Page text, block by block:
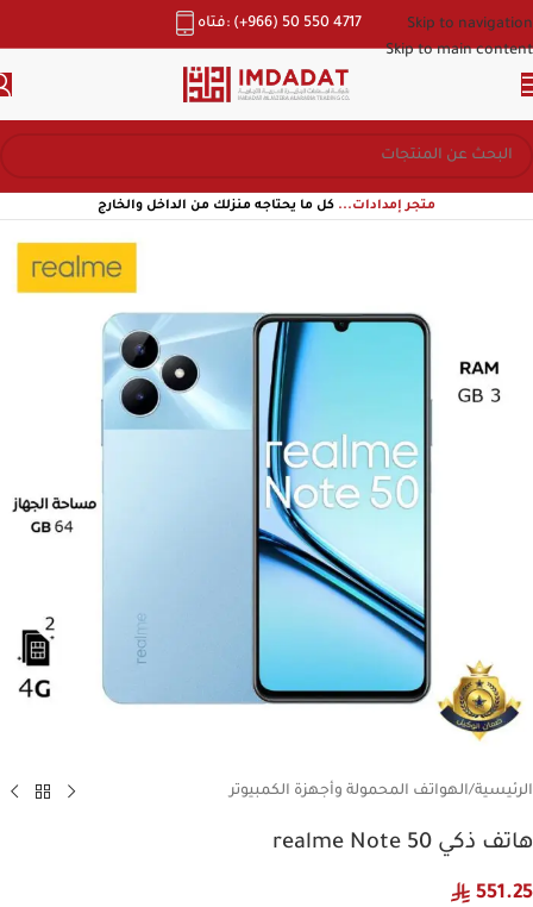
Skip to navigation
Skip to main content
هاتف: (+966) 50 550 4717
متجر إمدادات... كل ما يحتاجه منزلك من الداخل والخارج
الرئيسية/الهواتف المحمولة وأجهزة الكمبيوتر
هاتف ذكي realme Note 50
551.25